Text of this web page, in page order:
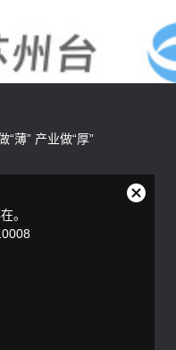
“薄” 产业做“厚”
。
关